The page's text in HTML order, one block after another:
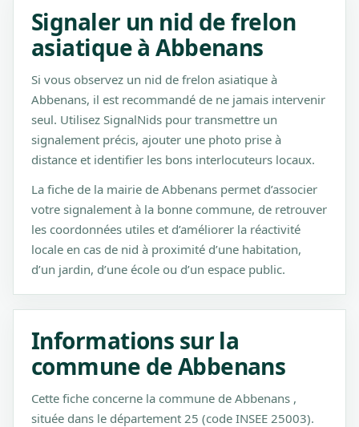
Signaler un nid de frelon
asiatique à Abbenans
Si vous observez un nid de frelon asiatique à
Abbenans, il est recommandé de ne jamais intervenir
seul. Utilisez SignalNids pour transmettre un
signalement précis, ajouter une photo prise à
distance et identifier les bons interlocuteurs locaux.
La fiche de la mairie de Abbenans permet d’associer
votre signalement à la bonne commune, de retrouver
les coordonnées utiles et d’améliorer la réactivité
locale en cas de nid à proximité d’une habitation,
d’un jardin, d’une école ou d’un espace public.
Informations sur la
commune de Abbenans
Cette fiche concerne la commune de Abbenans ,
située dans le département 25 (code INSEE 25003).